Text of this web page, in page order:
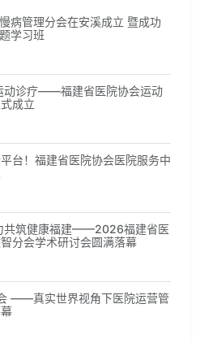
病管理分会在安溪成立 暨成功
学习班
动诊疗——福建省医院协会运动
成立
台！福建省医院协会医院服务中
共筑健康福建——2026福建省医
分会学术研讨会圆满落幕
——真实世界视角下医院运营管